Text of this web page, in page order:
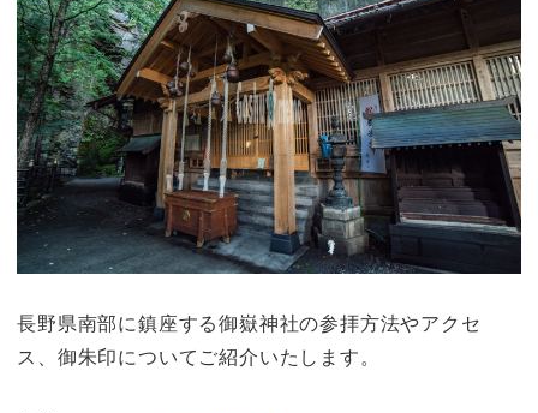
長野県南部に鎮座する御嶽神社の参拝方法やアクセ
ス、御朱印についてご紹介いたします。